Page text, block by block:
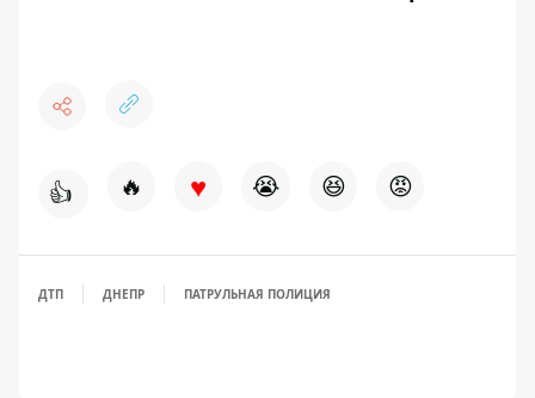
👍 🔥 ♥ 😭 😆 😡
ДТП ДНЕПР ПАТРУЛЬНАЯ ПОЛИЦИЯ